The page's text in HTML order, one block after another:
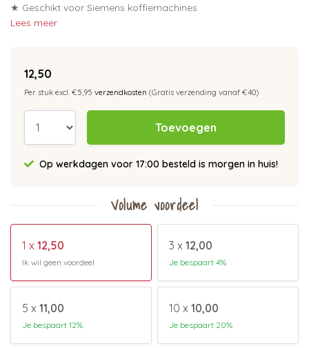
★ Geschikt voor Siemens koffiemachines
Lees meer
12,50
Per stuk excl. €5,95 verzendkosten (Gratis verzending vanaf €40)
Toevoegen
Op werkdagen voor 17:00 besteld is morgen in huis!
Volume voordeel
1 x 12,50
Ik wil geen voordeel
3 x 12,00
Je bespaart 4%
5 x 11,00
Je bespaart 12%
10 x 10,00
Je bespaart 20%